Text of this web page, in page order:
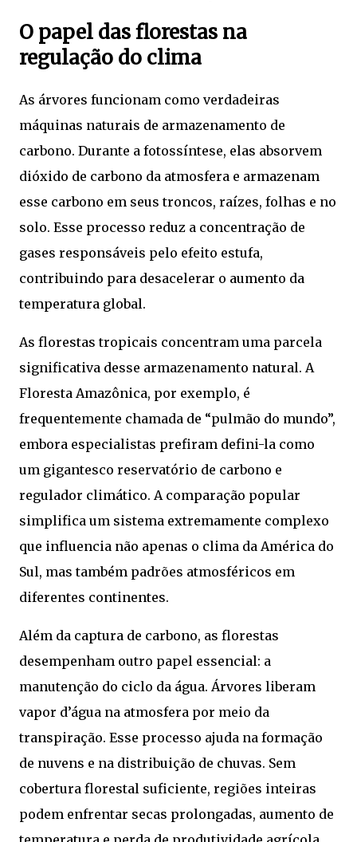
O papel das florestas na
regulação do clima
As árvores funcionam como verdadeiras
máquinas naturais de armazenamento de
carbono. Durante a fotossíntese, elas absorvem
dióxido de carbono da atmosfera e armazenam
esse carbono em seus troncos, raízes, folhas e no
solo. Esse processo reduz a concentração de
gases responsáveis pelo efeito estufa,
contribuindo para desacelerar o aumento da
temperatura global.
As florestas tropicais concentram uma parcela
significativa desse armazenamento natural. A
Floresta Amazônica, por exemplo, é
frequentemente chamada de “pulmão do mundo”,
embora especialistas prefiram defini-la como
um gigantesco reservatório de carbono e
regulador climático. A comparação popular
simplifica um sistema extremamente complexo
que influencia não apenas o clima da América do
Sul, mas também padrões atmosféricos em
diferentes continentes.
Além da captura de carbono, as florestas
desempenham outro papel essencial: a
manutenção do ciclo da água. Árvores liberam
vapor d’água na atmosfera por meio da
transpiração. Esse processo ajuda na formação
de nuvens e na distribuição de chuvas. Sem
cobertura florestal suficiente, regiões inteiras
podem enfrentar secas prolongadas, aumento de